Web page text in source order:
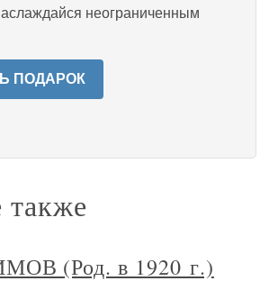
неограниченным
ПОДАРОК
также
(Род. в 1920 г.)